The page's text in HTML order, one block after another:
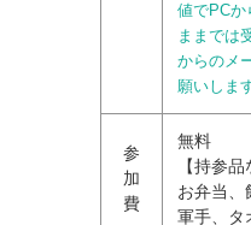
値でPCか
ままでは
からのメ
願いします
参
加
費
無料
【持参品
お弁当、
軍手、タ